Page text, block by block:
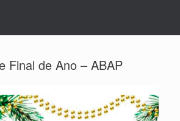
Final de Ano – ABAP